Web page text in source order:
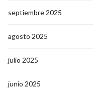
septiembre 2025
agosto 2025
julio 2025
junio 2025